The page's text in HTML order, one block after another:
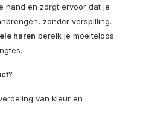
hand en zorgt ervoor dat je
zonder verspilling.
haren bereik je moeiteloos
van kleur en